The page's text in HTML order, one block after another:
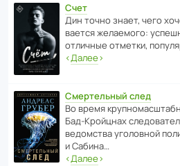
Счет
Дин точно знает, чего
ва­ется жела­е­мого:
отли­чные отметки,
‹Далее›
Смертельный след
Во время
Бад‑Крой­цнах
ведомства уголо­вной
и Сабина…
‹Далее›